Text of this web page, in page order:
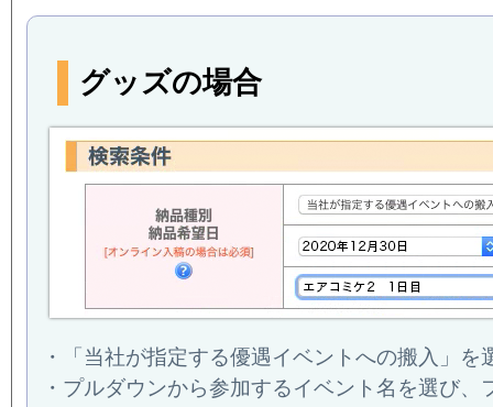
グッズの場合
・「当社が指定する優遇イベントへの搬入」
・プルダウンから参加するイベント名を選び